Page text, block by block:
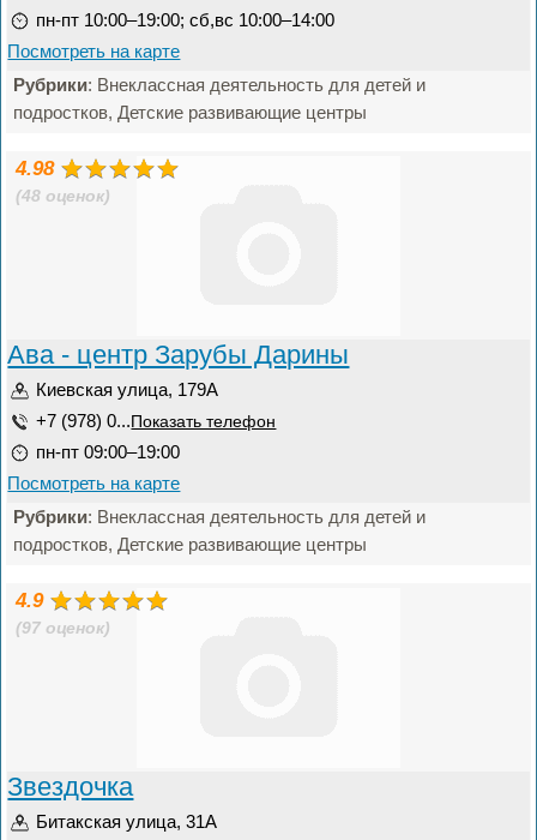
пн-пт 10:00–19:00; сб,вс 10:00–14:00
Посмотреть на карте
Рубрики: Внеклассная деятельность для детей и
подростков, Детские развивающие центры
4.98
(48 оценок)
Ава - центр Зарубы Дарины
Киевская улица, 179А
+7 (978) 0... Показать телефон
пн-пт 09:00–19:00
Посмотреть на карте
Рубрики: Внеклассная деятельность для детей и
подростков, Детские развивающие центры
4.9
(97 оценок)
Звездочка
Битакская улица, 31А